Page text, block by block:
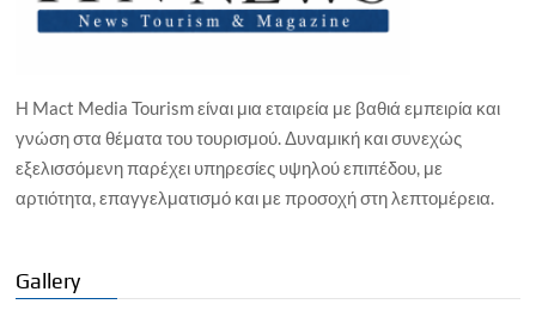
Η Mact Media Tourism είναι μια εταιρεία με βαθιά εμπειρία και
γνώση στα θέματα του τουρισμού. Δυναμική και συνεχώς
εξελισσόμενη παρέχει υπηρεσίες υψηλού επιπέδου, με
αρτιότητα, επαγγελματισμό και με προσοχή στη λεπτομέρεια.
Gallery